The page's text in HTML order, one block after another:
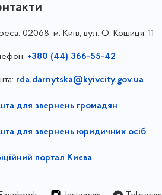
02068, м. Київ, вул. О. Кошиця, 11
+380 (44) 366-55-42
rda.darnytska@kyivcity.gov.ua
для звернень громадян
для звернень юридичних осіб
портал Києва